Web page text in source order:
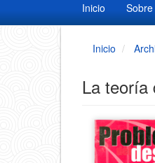
Inicio
Inicio
La teoría
Barra